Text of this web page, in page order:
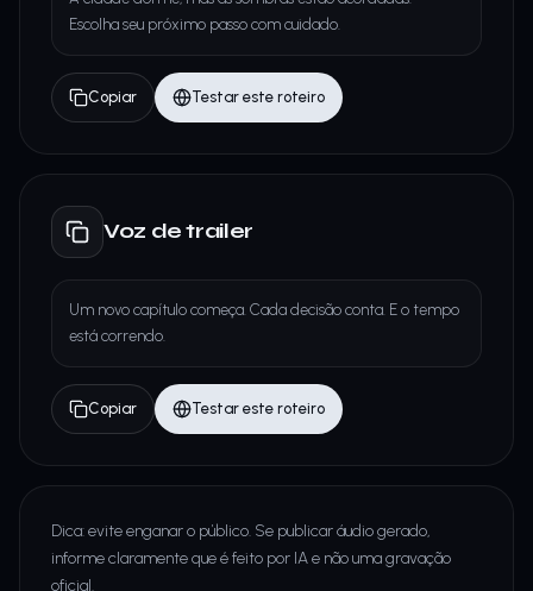
Escolha seu próximo passo com cuidado.
Copiar Testar este roteiro
Voz de trailer
Um novo capítulo começa. Cada decisão conta. E o tempo
está correndo.
Copiar Testar este roteiro
Dica: evite enganar o público. Se publicar áudio gerado,
informe claramente que é feito por IA e não uma gravação
oficial.